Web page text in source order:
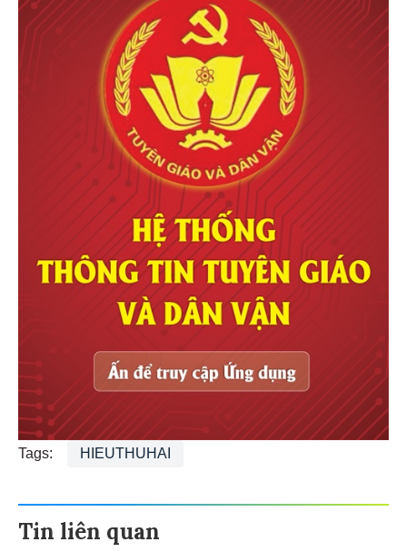
Tags: HIEUTHUHAI
Tin liên quan